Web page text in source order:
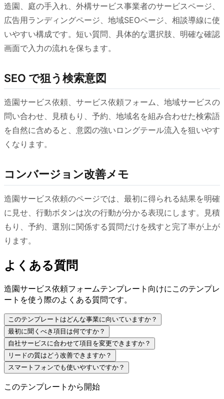
造園、庭の手入れ、外構サービス事業者のサービスページ、
広告用ランディングページ、地域SEOページ、相談導線に使
いやすい構成です。短い質問、具体的な選択肢、明確な確認
画面で入力の流れを保ちます。
SEO で狙う検索意図
造園サービス依頼、サービス依頼フォーム、地域サービスの
問い合わせ、見積もり、予約、地域名を組み合わせた検索語
を自然に含めると、意図の強いロングテール流入を狙いやす
くなります。
コンバージョン改善メモ
造園サービス依頼のページでは、最初に得られる結果を明確
に見せ、行動ボタンは次の行動が分かる表現にします。見積
もり、予約、選別に関係する質問だけを残すと完了率が上が
ります。
よくある質問
造園サービス依頼フォームテンプレート向けにこのテンプレ
ートを使う際のよくある質問です。
このテンプレートはどんな事業に向いていますか？
最初に聞くべき項目は何ですか？
自社サービスに合わせて項目を変更できますか？
リードの質はどう改善できますか？
スマートフォンでも使いやすいですか？
このテンプレートから開始